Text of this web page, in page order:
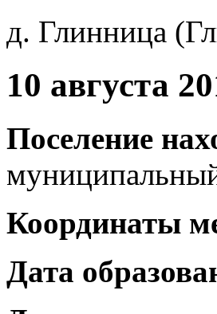
д. Глинница
10 августа
Поселение
Координаты
Дата